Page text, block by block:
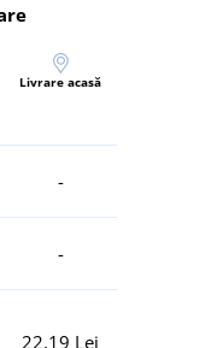
Livrare acasă
-
-
22,19 Lei